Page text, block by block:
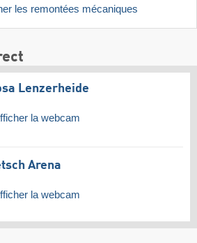
les remontées mécaniques
Lenzerheide
la webcam
Arena
la webcam